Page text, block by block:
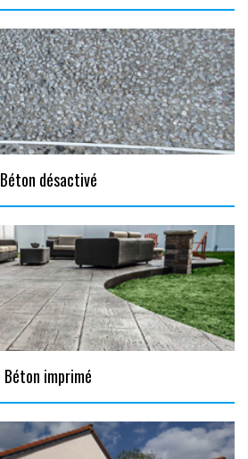
Béton désactivé
Béton imprimé